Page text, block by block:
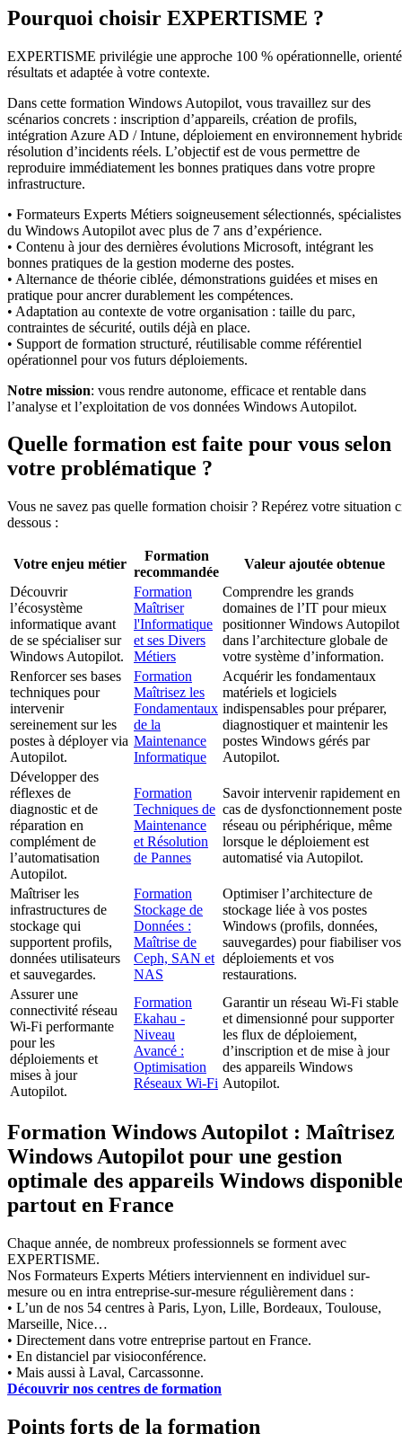
Pourquoi choisir EXPERTISME ?
EXPERTISME privilégie une approche 100 % opérationnelle,
résultats et adaptée à votre contexte.
Dans cette formation Windows Autopilot, vous travaillez sur des
scénarios concrets : inscription d’appareils, création de profils,
intégration Azure AD / Intune, déploiement en environnement
résolution d’incidents réels. L’objectif est de vous permettre de
reproduire immédiatement les bonnes pratiques dans votre propre
infrastructure.
• Formateurs Experts Métiers soigneusement sélectionnés, spécialistes
du Windows Autopilot avec plus de 7 ans d’expérience.
• Contenu à jour des dernières évolutions Microsoft, intégrant les
bonnes pratiques de la gestion moderne des postes.
• Alternance de théorie ciblée, démonstrations guidées et mises en
pratique pour ancrer durablement les compétences.
• Adaptation au contexte de votre organisation : taille du parc,
contraintes de sécurité, outils déjà en place.
• Support de formation structuré, réutilisable comme référentiel
opérationnel pour vos futurs déploiements.
Notre mission: vous rendre autonome, efficace et rentable dans
l’analyse et l’exploitation de vos données Windows Autopilot.
Quelle formation est faite pour vous selon
votre problématique ?
Vous ne savez pas quelle formation choisir ? Repérez votre situation
dessous :
Votre enjeu métier
Formation
recommandée
Valeur ajoutée obtenue
Découvrir
l’écosystème
informatique avant
de se spécialiser sur
Windows Autopilot.
Formation
Maîtriser
l'Informatique
et ses Divers
Métiers
Comprendre les grands
domaines de l’IT pour mieux
positionner Windows Autopilot
dans l’architecture globale de
votre système d’information.
Renforcer ses bases
techniques pour
intervenir
sereinement sur les
postes à déployer via
Autopilot.
Formation
Maîtrisez les
Fondamentaux
de la
Maintenance
Informatique
Acquérir les fondamentaux
matériels et logiciels
indispensables pour préparer,
diagnostiquer et maintenir les
postes Windows gérés par
Autopilot.
Développer des
réflexes de
diagnostic et de
réparation en
complément de
l’automatisation
Autopilot.
Formation
Techniques de
Maintenance
et Résolution
de Pannes
Savoir intervenir rapidement en
cas de dysfonctionnement
réseau ou périphérique, même
lorsque le déploiement est
automatisé via Autopilot.
Maîtriser les
infrastructures de
stockage qui
supportent profils,
données utilisateurs
et sauvegardes.
Formation
Stockage de
Données :
Maîtrise de
Ceph, SAN et
NAS
Optimiser l’architecture de
stockage liée à vos postes
Windows (profils, données,
sauvegardes) pour fiabiliser vos
déploiements et vos
restaurations.
Assurer une
connectivité réseau
Wi-Fi performante
pour les
déploiements et
mises à jour
Autopilot.
Formation
Ekahau -
Niveau
Avancé :
Optimisation
Réseaux Wi-Fi
Garantir un réseau Wi-Fi stable
et dimensionné pour supporter
les flux de déploiement,
d’inscription et de mise à jour
des appareils Windows
Autopilot.
Formation Windows Autopilot : Maîtrisez
Windows Autopilot pour une gestion
optimale des appareils Windows
partout en France
Chaque année, de nombreux professionnels se forment avec
EXPERTISME.
Nos Formateurs Experts Métiers interviennent en individuel sur-
mesure ou en intra entreprise-sur-mesure régulièrement dans :
• L’un de nos 54 centres à Paris, Lyon, Lille, Bordeaux, Toulouse,
Marseille, Nice…
• Directement dans votre entreprise partout en France.
• En distanciel par visioconférence.
• Mais aussi à Laval, Carcassonne.
Découvrir nos centres de formation
Points forts de la formation